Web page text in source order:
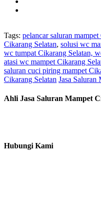
Tags: pelancar saluran
Cikarang Selatan, solusi wc
wc tumpat Cikarang Selatan,
atasi wc mampet Cikarang
saluran cuci piring mampet
Cikarang Selatan Jasa Saluran
Ahli Jasa Saluran Mampet
Hubungi Kami